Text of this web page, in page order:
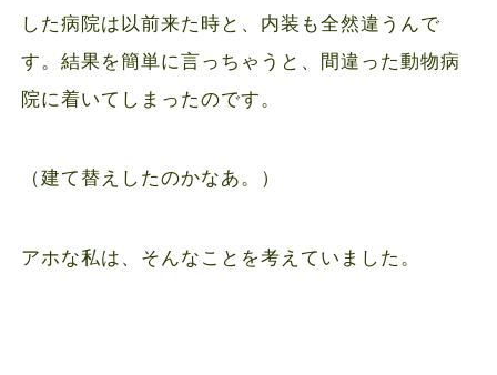
した病院は以前来た時と、内装も全然違うんで
す。結果を簡単に言っちゃうと、間違った動物病
院に着いてしまったのです。
（建て替えしたのかなあ。）
アホな私は、そんなことを考えていました。